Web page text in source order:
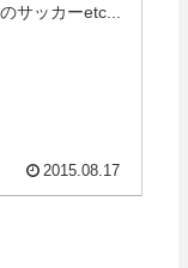
サッカーetc...
2015.08.17